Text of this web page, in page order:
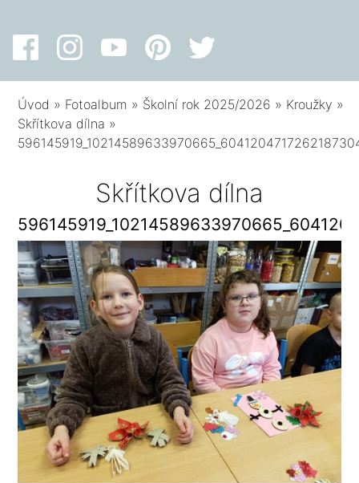
Úvod » Fotoalbum » Školní rok 2025/2026 » Kroužky »
Skřítkova dílna »
Skřítkova dílna